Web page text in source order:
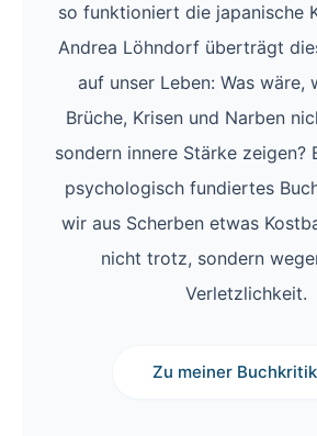
so funktioniert die japanische
Andrea Löhndorf überträgt
auf unser Leben: Was wäre,
Brüche, Krisen und Narben
sondern innere Stärke zeigen?
psychologisch fundiertes
wir aus Scherben etwas
nicht trotz, sondern
Verletzlichkeit.
Zu meiner Buchkritik